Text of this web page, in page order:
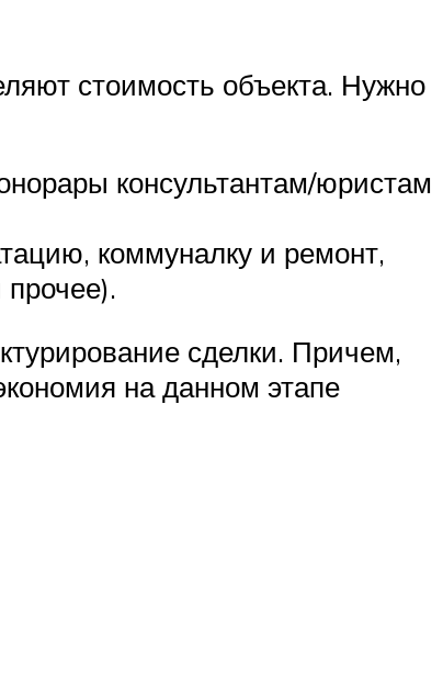
стоимость объекта. Нужно
консультантам/юристам
коммуналку и ремонт,
сделки. Причем,
на данном этапе